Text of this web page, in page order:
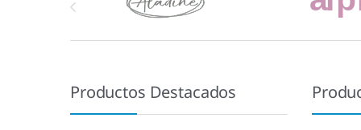
Productos Destacados